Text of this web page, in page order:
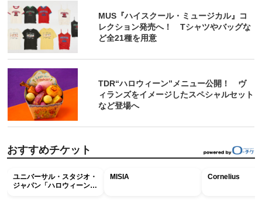
MUS『ハイスクール・ミュージカル』コ
レクション発売へ！ Tシャツやバッグな
ど全21種を用意
TDR“ハロウィーン”メニュー公開！ ヴ
ィランズをイメージしたスペシャルセット
など登場へ
おすすめチケット
ユニバーサル・スタジオ・
ジャパン「ハロウィーン・
MISIA Cornelius